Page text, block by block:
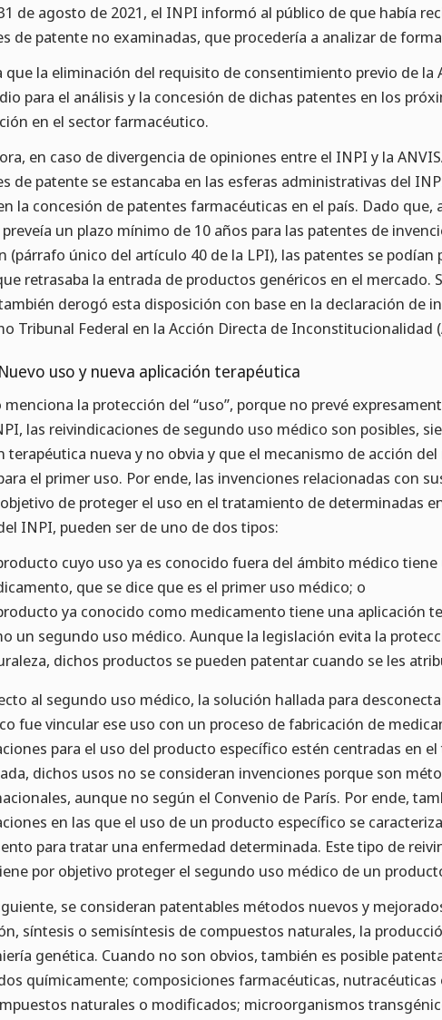
de agosto de 2021, el INPI informó al público de que había
de patente no examinadas, que procedería a analizar de
que la eliminación del requisito de consentimiento previo de la
para el análisis y la concesión de dichas patentes en los
en el sector farmacéutico.
en caso de divergencia de opiniones entre el INPI y la
de patente se estancaba en las esferas administrativas del
la concesión de patentes farmacéuticas en el país. Dado
un plazo mínimo de 10 años para las patentes de
(párrafo único del artículo 40 de la LPI), las patentes se
retrasaba la entrada de productos genéricos en el mercado.
derogó esta disposición con base en la declaración de
Tribunal Federal en la Acción Directa de Inconstitucionalidad
uso y nueva aplicación terapéutica
menciona la protección del “uso”, porque no prevé
las reivindicaciones de segundo uso médico son posibles,
terapéutica nueva y no obvia y que el mecanismo de acción
el primer uso. Por ende, las invenciones relacionadas con
de proteger el uso en el tratamiento de determinadas
INPI, pueden ser de uno de dos tipos:
cuyo uso ya es conocido fuera del ámbito médico
que se dice que es el primer uso médico; o
ya conocido como medicamento tiene una aplicación
un segundo uso médico. Aunque la legislación evita la
dichos productos se pueden patentar cuando se les
al segundo uso médico, la solución hallada para
fue vincular ese uso con un proceso de fabricación de
para el uso del producto específico estén centradas en
dichos usos no se consideran invenciones porque son
aunque no según el Convenio de París. Por ende,
en las que el uso de un producto específico se
para tratar una enfermedad determinada. Este tipo de
por objetivo proteger el segundo uso médico de un
se consideran patentables métodos nuevos y
síntesis o semisíntesis de compuestos naturales, la
genética. Cuando no son obvios, también es posible
químicamente; composiciones farmacéuticas,
naturales o modificados; microorganismos